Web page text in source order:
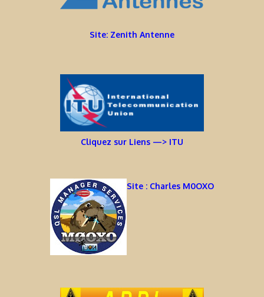
Site: Zenith Antenne
Cliquez sur Liens —> ITU
Site : Charles M0OXO